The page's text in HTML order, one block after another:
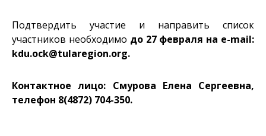
Подтвердить участие и направить список
участников необходимо до 27 февраля на e-mail:
kdu.ock@tularegion.org.
Контактное лицо: Смурова Елена Сергеевна,
телефон 8(4872) 704-350.